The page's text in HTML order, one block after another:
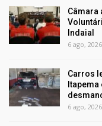
Câmara
Indaial
6 ago, 2026
Carros
6 ago, 2026